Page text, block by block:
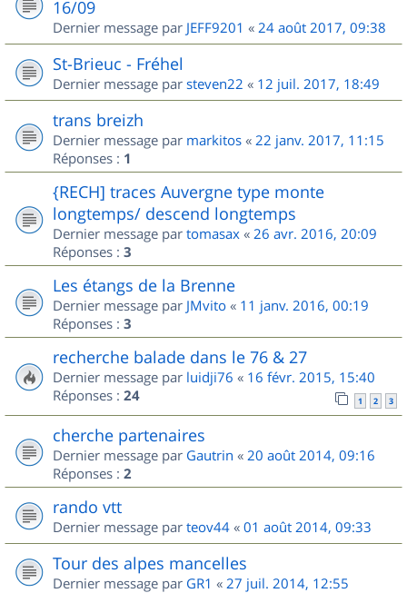
16/09
Dernier message par JEFF9201 « 24 août 2017, 09:38
St-Brieuc - Fréhel
Dernier message par steven22 « 12 juil. 2017, 18:49
trans breizh
Dernier message par markitos « 22 janv. 2017, 11:15
Réponses : 1
{RECH] traces Auvergne type monte
longtemps/ descend longtemps
Dernier message par tomasax « 26 avr. 2016, 20:09
Réponses : 3
Les étangs de la Brenne
Dernier message par JMvito « 11 janv. 2016, 00:19
Réponses : 3
recherche balade dans le 76 & 27
Dernier message par luidji76 « 16 févr. 2015, 15:40
Réponses : 24 1 2 3
cherche partenaires
Dernier message par Gautrin « 20 août 2014, 09:16
Réponses : 2
rando vtt
Dernier message par teov44 « 01 août 2014, 09:33
Tour des alpes mancelles
Dernier message par GR1 « 27 juil. 2014, 12:55